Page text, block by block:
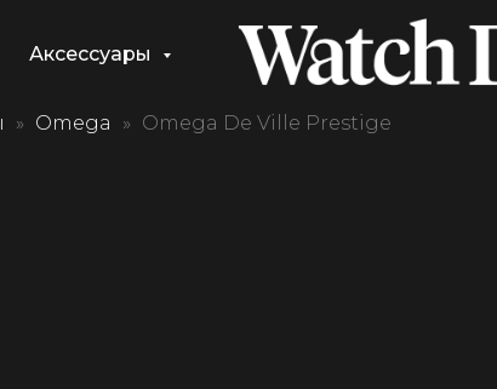
Аксессуары
Omega Omega De Ville Prestige